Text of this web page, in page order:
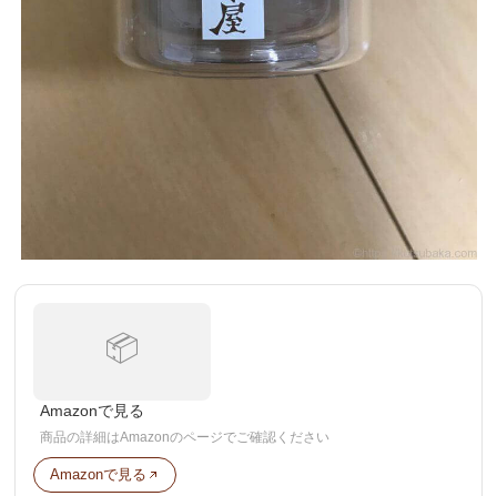
📦
Amazonで見る
商品の詳細はAmazonのページでご確認ください
Amazonで見る